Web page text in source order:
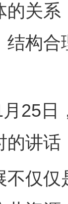
关系
结构
日，
的讲话
仅仅